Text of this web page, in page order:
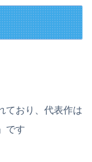
ており、代表作は
です